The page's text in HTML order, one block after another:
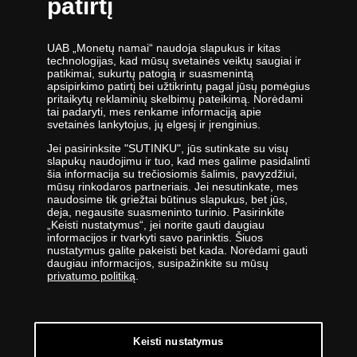
UAB „Monetų namai“ - žymiausių pasaulio monetų kalyklų atstovė ir
oficiali kolekcinių monetų ir medalių platintoja Lietuvoje. Nuo 2009
metų veikianti UAB „Monetų namai“ priklauso „Samlerhuset Group“
įmonių grupei.
Viena didžiausių numizmatinių gaminių platintojų grupė Europoje
,,Samlerhuset Group“ turi padalinius 14-oje Europos šalių, kuriuose
dirba 400 darbuotojų. Įmonių grupei priklauso buvusi valstybinė
seniausia Norvegijos kalykla, veikianti nuo 1686 metų. Norvegijos
kalykla gamina kai kurias oficialias Norvegijos ir kitų šalių monetas,
be to, kasmet kaldina Nobelio taikos premijos medalį. 2012 m.
įmonės apyvarta siekė 400 milijonų eurų.
UAB „Monetų namai“ specialistai nuolatos tobulina savo žinias -
patirtį
UAB „Monetų namai“ naudoja slapukus ir kitas
technologijas, kad mūsų svetainės veiktų saugiai ir
patikimai, sukurtų patogią ir suasmenintą
apsipirkimo patirtį bei užtikrintų pagal jūsų pomėgius
pritaikytų reklaminių skelbimų pateikimą. Norėdami
tai padaryti, mes renkame informaciją apie
svetainės lankytojus, jų elgesį ir įrenginius.
Jei pasirinksite "SUTINKU", jūs sutinkate su visų
slapukų naudojimu ir tuo, kad mes galime pasidalinti
šia informacija su trečiosiomis šalimis, pavyzdžiui,
mūsų rinkodaros partneriais. Jei nesutinkate, mes
naudosime tik griežtai būtinus slapukus, bet jūs,
deja, negausite suasmeninto turinio. Pasirinkite
„Keisti nustatymus“, jei norite gauti daugiau
informacijos ir tvarkyti savo parinktis. Šiuos
nustatymus galite pakeisti bet kada. Norėdami gauti
daugiau informacijos, susipažinkite su mūsų
privatumo politiką
Keisti nustatymus